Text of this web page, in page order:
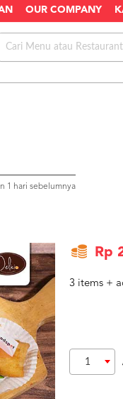
OUR COMPANY
1 hari sebelumnya
Rp
3 items +
1